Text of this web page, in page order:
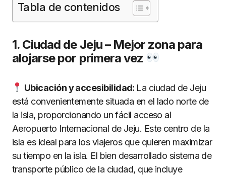
Tabla de contenidos
1. Ciudad de Jeju – Mejor zona para
alojarse por primera vez
Ubicación y accesibilidad: La ciudad de Jeju
está convenientemente situada en el lado norte de
la isla, proporcionando un fácil acceso al
Aeropuerto Internacional de Jeju. Este centro de la
isla es ideal para los viajeros que quieren maximizar
su tiempo en la isla. El bien desarrollado sistema de
transporte público de la ciudad, que incluye